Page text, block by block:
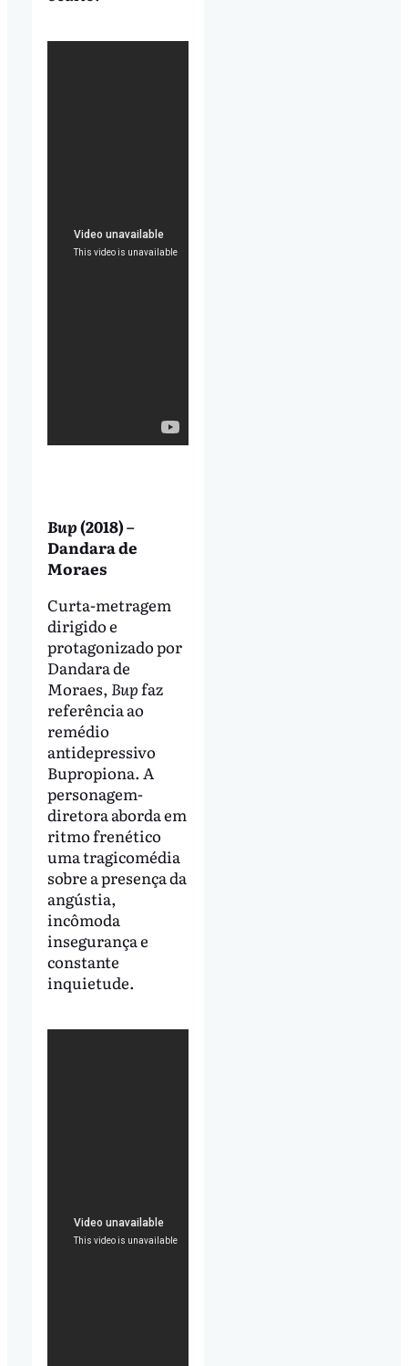
Bup(2018) –
Dandara de
Moraes
Curta-metragem
dirigido e
protagonizado por
Dandara de
Moraes, Bupfaz
referência ao
remédio
antidepressivo
Bupropiona. A
personagem-
diretora aborda em
ritmo frenético
uma tragicomédia
sobre a presença da
angústia,
incômoda
insegurança e
constante
inquietude.